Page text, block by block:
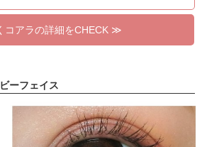
コアラの詳細をCHECK ≫
ーフェイス